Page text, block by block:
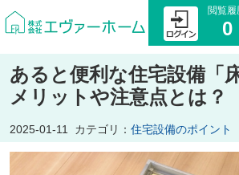
閲覧履
0
あると便利な住宅設備「
メリットや注意点とは？
2025-01-11 カテゴリ： 住宅設備のポイント